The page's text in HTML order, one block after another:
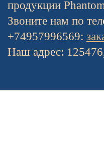
продукции
Звоните нам по
+74957996569:
Наш адрес: